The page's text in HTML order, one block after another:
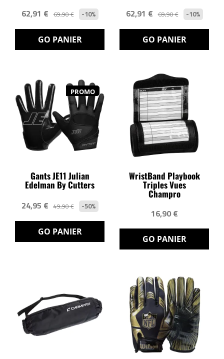
62,91 € 69,90 € -10%
GO PANIER
62,91 € 69,90 € -10%
GO PANIER
PROMO
Gants JE11 Julian
Edelman By Cutters
24,95 € 49,90 € -50%
GO PANIER
WristBand Playbook
Triples Vues
Champro
16,90 €
GO PANIER